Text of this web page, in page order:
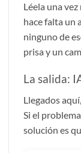
Léela una
hace falta un
ninguno de
prisa y un
La salida:
Llegados
Si el
solución es